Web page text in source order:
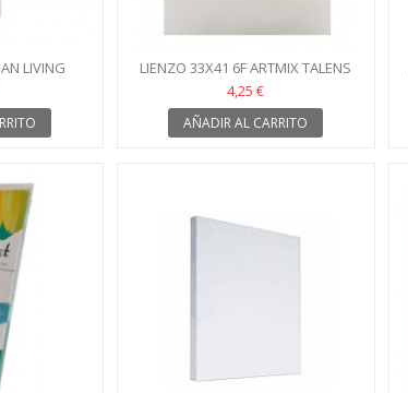
LIVING
LIENZO 33X41 6F ARTMIX TALENS
4,25 €
AÑADIR AL CARRITO